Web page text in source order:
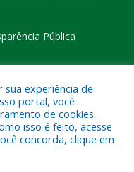
Pública
Municipal de Eldorado
sua experiência de
portal, você
de cookies.
isso é feito, acesse
concorda, clique em